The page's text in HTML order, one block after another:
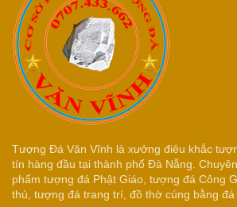
Tượng Đá Văn Vĩnh là xưởng điêu khắc
tín hàng đầu tại thành phố Đà Nẵng.
phẩm tượng đá Phật Giáo, tượng đá Công
thú, tượng đá trang trí, đồ thờ cúng bằng